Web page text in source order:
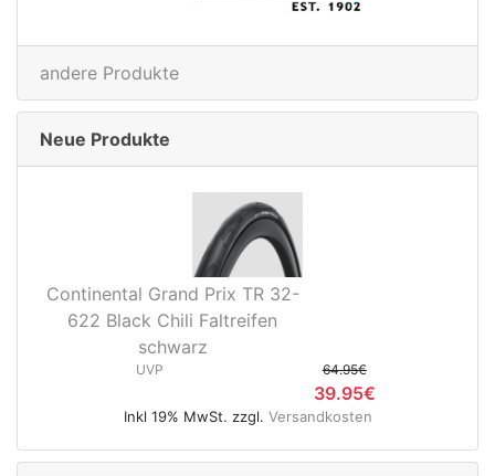
andere Produkte
Neue Produkte
Continental Grand Prix TR 32-
622 Black Chili Faltreifen
schwarz
UVP 64.95€
39.95€
Inkl 19% MwSt. zzgl. Versandkosten